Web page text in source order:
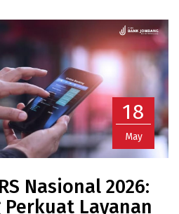
18
May
Nasional 2026:
Perkuat Layanan